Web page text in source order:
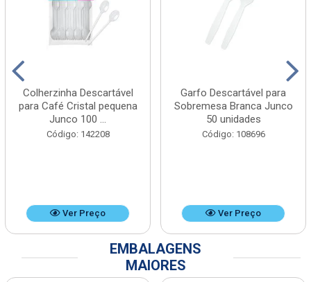
Colherzinha Descartável
para Café Cristal pequena
Junco 100 ...
Código: 142208
Ver Preço
Garfo Descartável para
Sobremesa Branca Junco
50 unidades
Código: 108696
Ver Preço
EMBALAGENS
MAIORES